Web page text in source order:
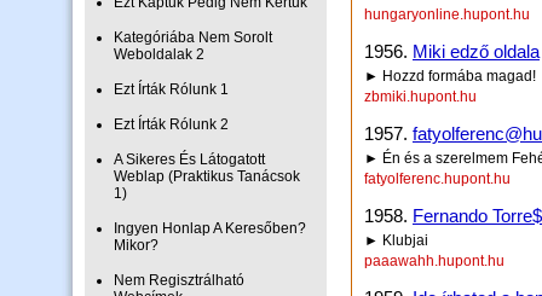
Kategóriába Nem Sorolt
Weboldalak 2
Ezt Írták Rólunk 1
Ezt Írták Rólunk 2
A Sikeres És Látogatott
Weblap (Praktikus Tanácsok
1)
Ingyen Honlap A Keresőben?
Mikor?
Nem Regisztrálható
hungaryonline.hupont.hu
1956. Miki edző oldala
► Hozzd formába magad!
zbmiki.hupont.hu
1957.
► Én és a szerelmem
fatyolferenc.hupont.hu
1958. Fernando Torre$
► Klubjai
paaawahh.hupont.hu